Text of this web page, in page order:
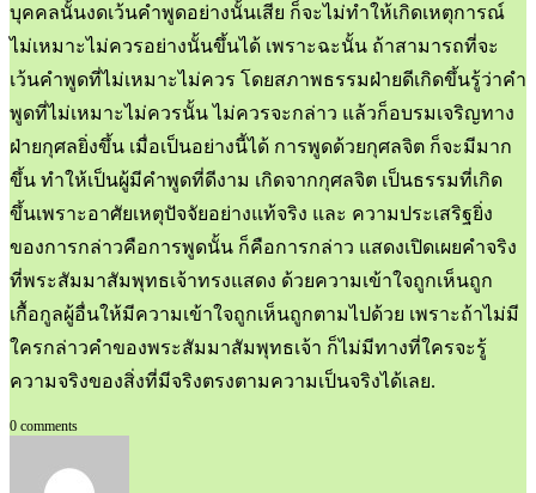
บุคคลนั้นงดเว้นคำพูดอย่างนั้นเสีย ก็จะไม่ทำให้เกิดเหตุการณ์
ไม่เหมาะไม่ควรอย่างนั้นขึ้นได้ เพราะฉะนั้น ถ้าสามารถที่จะ
เว้นคำพูดที่ไม่เหมาะไม่ควร โดยสภาพธรรมฝ่ายดีเกิดขึ้นรู้ว่าคำ
พูดที่ไม่เหมาะไม่ควรนั้น ไม่ควรจะกล่าว แล้วก็อบรมเจริญทาง
ฝ่ายกุศลยิ่งขึ้น เมื่อเป็นอย่างนี้ได้ การพูดด้วยกุศลจิต ก็จะมีมาก
ขึ้น ทำให้เป็นผู้มีคำพูดที่ดีงาม เกิดจากกุศลจิต เป็นธรรมที่เกิด
ขึ้นเพราะอาศัยเหตุปัจจัยอย่างแท้จริง และ ความประเสริฐยิ่ง
ของการกล่าวคือการพูดนั้น ก็คือการกล่าว แสดงเปิดเผยคำจริง
ที่พระสัมมาสัมพุทธเจ้าทรงแสดง ด้วยความเข้าใจถูกเห็นถูก
เกื้อกูลผู้อื่นให้มีความเข้าใจถูกเห็นถูกตามไปด้วย เพราะถ้าไม่มี
ใครกล่าวคำของพระสัมมาสัมพุทธเจ้า ก็ไม่มีทางที่ใครจะรู้
ความจริงของสิ่งที่มีจริงตรงตามความเป็นจริงได้เลย.
0 comments